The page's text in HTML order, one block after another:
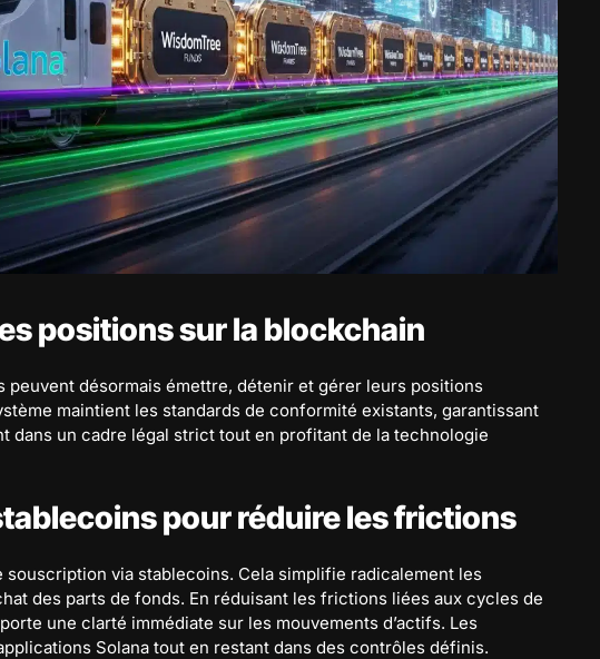
positions sur la blockchain
peuvent désormais émettre, détenir et gérer leurs positions
maintient les standards de conformité existants, garantissant
dans un cadre légal strict tout en profitant de la technologie
pour réduire les frictions
souscription via stablecoins. Cela simplifie radicalement les
des parts de fonds. En réduisant les frictions liées aux cycles de
une clarté immédiate sur les mouvements d’actifs. Les
Solana tout en restant dans des contrôles définis.